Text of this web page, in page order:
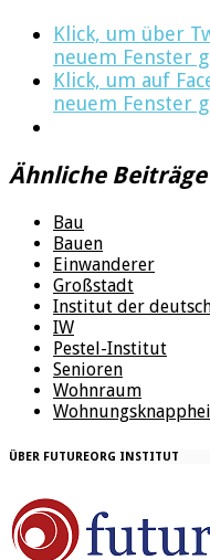
Klick, um über
neuem Fenster
Klick, um auf
neuem Fenster
Ähnliche Beiträge
Bau
Bauen
Einwanderer
Großstadt
Institut der
IW
Pestel-Institut
Senioren
Wohnraum
ÜBER FUTUREORG INSTITUT